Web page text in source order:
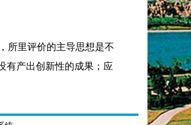
所里评价的主导思想是不
有产出创新性的成果；应
青年要占一定比例，涵